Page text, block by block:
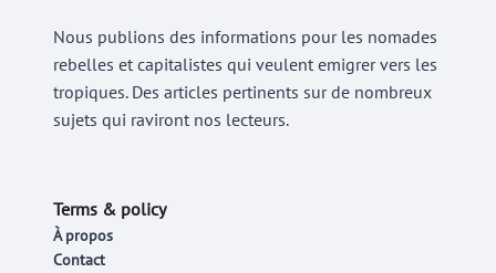
Nous publions des informations pour les nomades
rebelles et capitalistes qui veulent emigrer vers les
tropiques. Des articles pertinents sur de nombreux
sujets qui raviront nos lecteurs.
Terms & policy
À propos
Contact